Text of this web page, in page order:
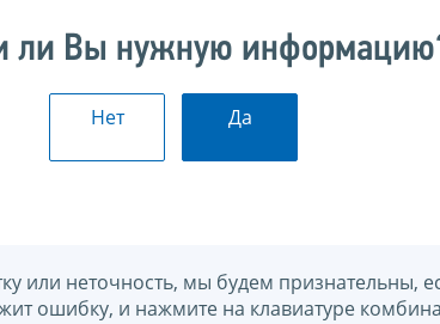
ли Вы нужную
Нет Да
или неточность, мы будем признательны,
ошибку, и нажмите на клавиатуре